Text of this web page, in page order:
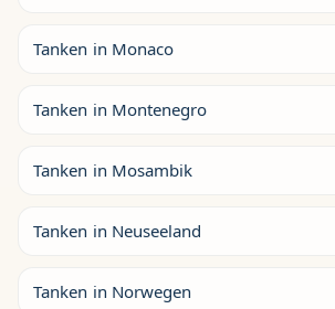
Tanken in Monaco
Tanken in Montenegro
Tanken in Mosambik
Tanken in Neuseeland
Tanken in Norwegen